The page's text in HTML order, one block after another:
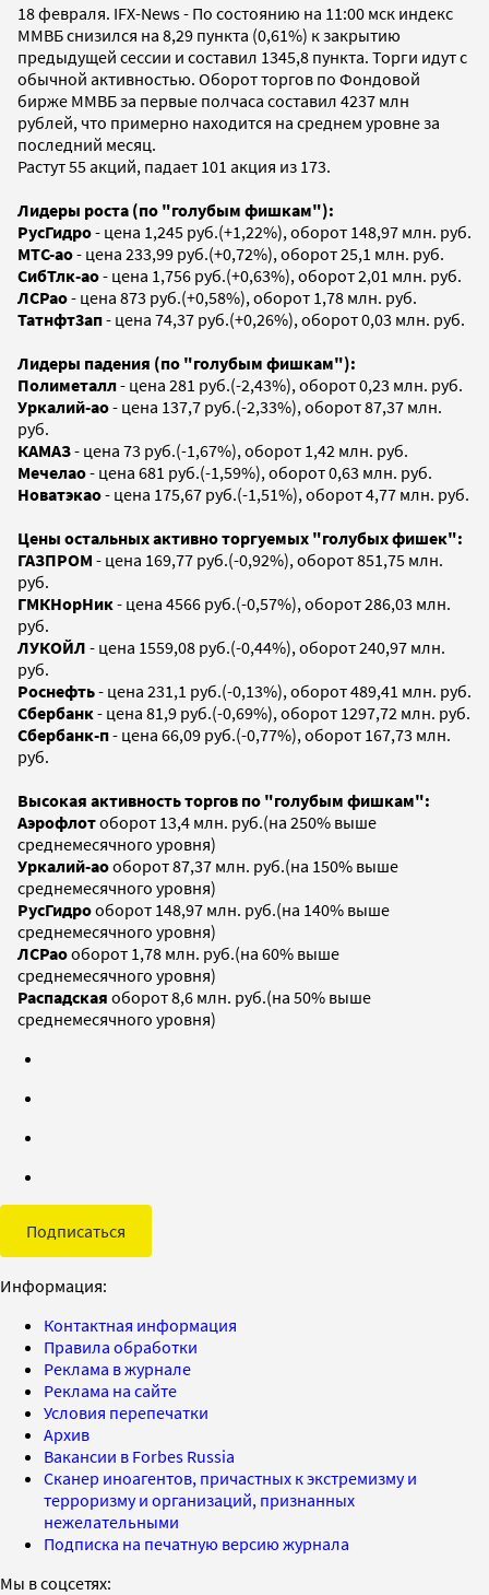
18 февраля. IFX-News - По состоянию на 11:00 мск индекс
ММВБ снизился на 8,29 пункта (0,61%) к закрытию
предыдущей сессии и составил 1345,8 пункта. Торги идут с
обычной активностью. Оборот торгов по Фондовой
бирже ММВБ за первые полчаса составил 4237 млн
рублей, что примерно находится на среднем уровне за
последний месяц.
Растут 55 акций, падает 101 акция из 173.
Лидеры роста (по "голубым фишкам"):
РусГидро- цена 1,245 руб.(+1,22%), оборот 148,97 млн. руб.
МТС-ао- цена 233,99 руб.(+0,72%), оборот 25,1 млн. руб.
СибТлк-ао- цена 1,756 руб.(+0,63%), оборот 2,01 млн. руб.
ЛСРао- цена 873 руб.(+0,58%), оборот 1,78 млн. руб.
Татнфт3ап- цена 74,37 руб.(+0,26%), оборот 0,03 млн. руб.
Лидеры падения (по "голубым фишкам"):
Полиметалл- цена 281 руб.(-2,43%), оборот 0,23 млн. руб.
Уркалий-ао- цена 137,7 руб.(-2,33%), оборот 87,37 млн.
руб.
КАМАЗ- цена 73 руб.(-1,67%), оборот 1,42 млн. руб.
Мечелао- цена 681 руб.(-1,59%), оборот 0,63 млн. руб.
Новатэкао- цена 175,67 руб.(-1,51%), оборот 4,77 млн. руб.
Цены остальных активно торгуемых "голубых фишек":
ГАЗПРОМ - цена 169,77 руб.(-0,92%), оборот 851,75 млн.
руб.
ГМКНорНик - цена 4566 руб.(-0,57%), оборот 286,03 млн.
руб.
ЛУКОЙЛ - цена 1559,08 руб.(-0,44%), оборот 240,97 млн.
руб.
Роснефть- цена 231,1 руб.(-0,13%), оборот 489,41 млн. руб.
Сбербанк - цена 81,9 руб.(-0,69%), оборот 1297,72 млн. руб.
Сбербанк-п- цена 66,09 руб.(-0,77%), оборот 167,73 млн.
руб.
Высокая активность торгов по "голубым фишкам":
Аэрофлотоборот 13,4 млн. руб.(на 250% выше
среднемесячного уровня)
Уркалий-аооборот 87,37 млн. руб.(на 150% выше
среднемесячного уровня)
РусГидрооборот 148,97 млн. руб.(на 140% выше
среднемесячного уровня)
ЛСРаооборот 1,78 млн. руб.(на 60% выше
среднемесячного уровня)
Распадская оборот 8,6 млн. руб.(на 50% выше
среднемесячного уровня)
Подписаться
Информация:
Контактная информация
Правила обработки
Реклама в журнале
Реклама на сайте
Условия перепечатки
Архив
Вакансии в Forbes Russia
Сканер иноагентов, причастных к экстремизму и
терроризму и организаций, признанных
нежелательными
Подписка на печатную версию журнала
Мы в соцсетях: